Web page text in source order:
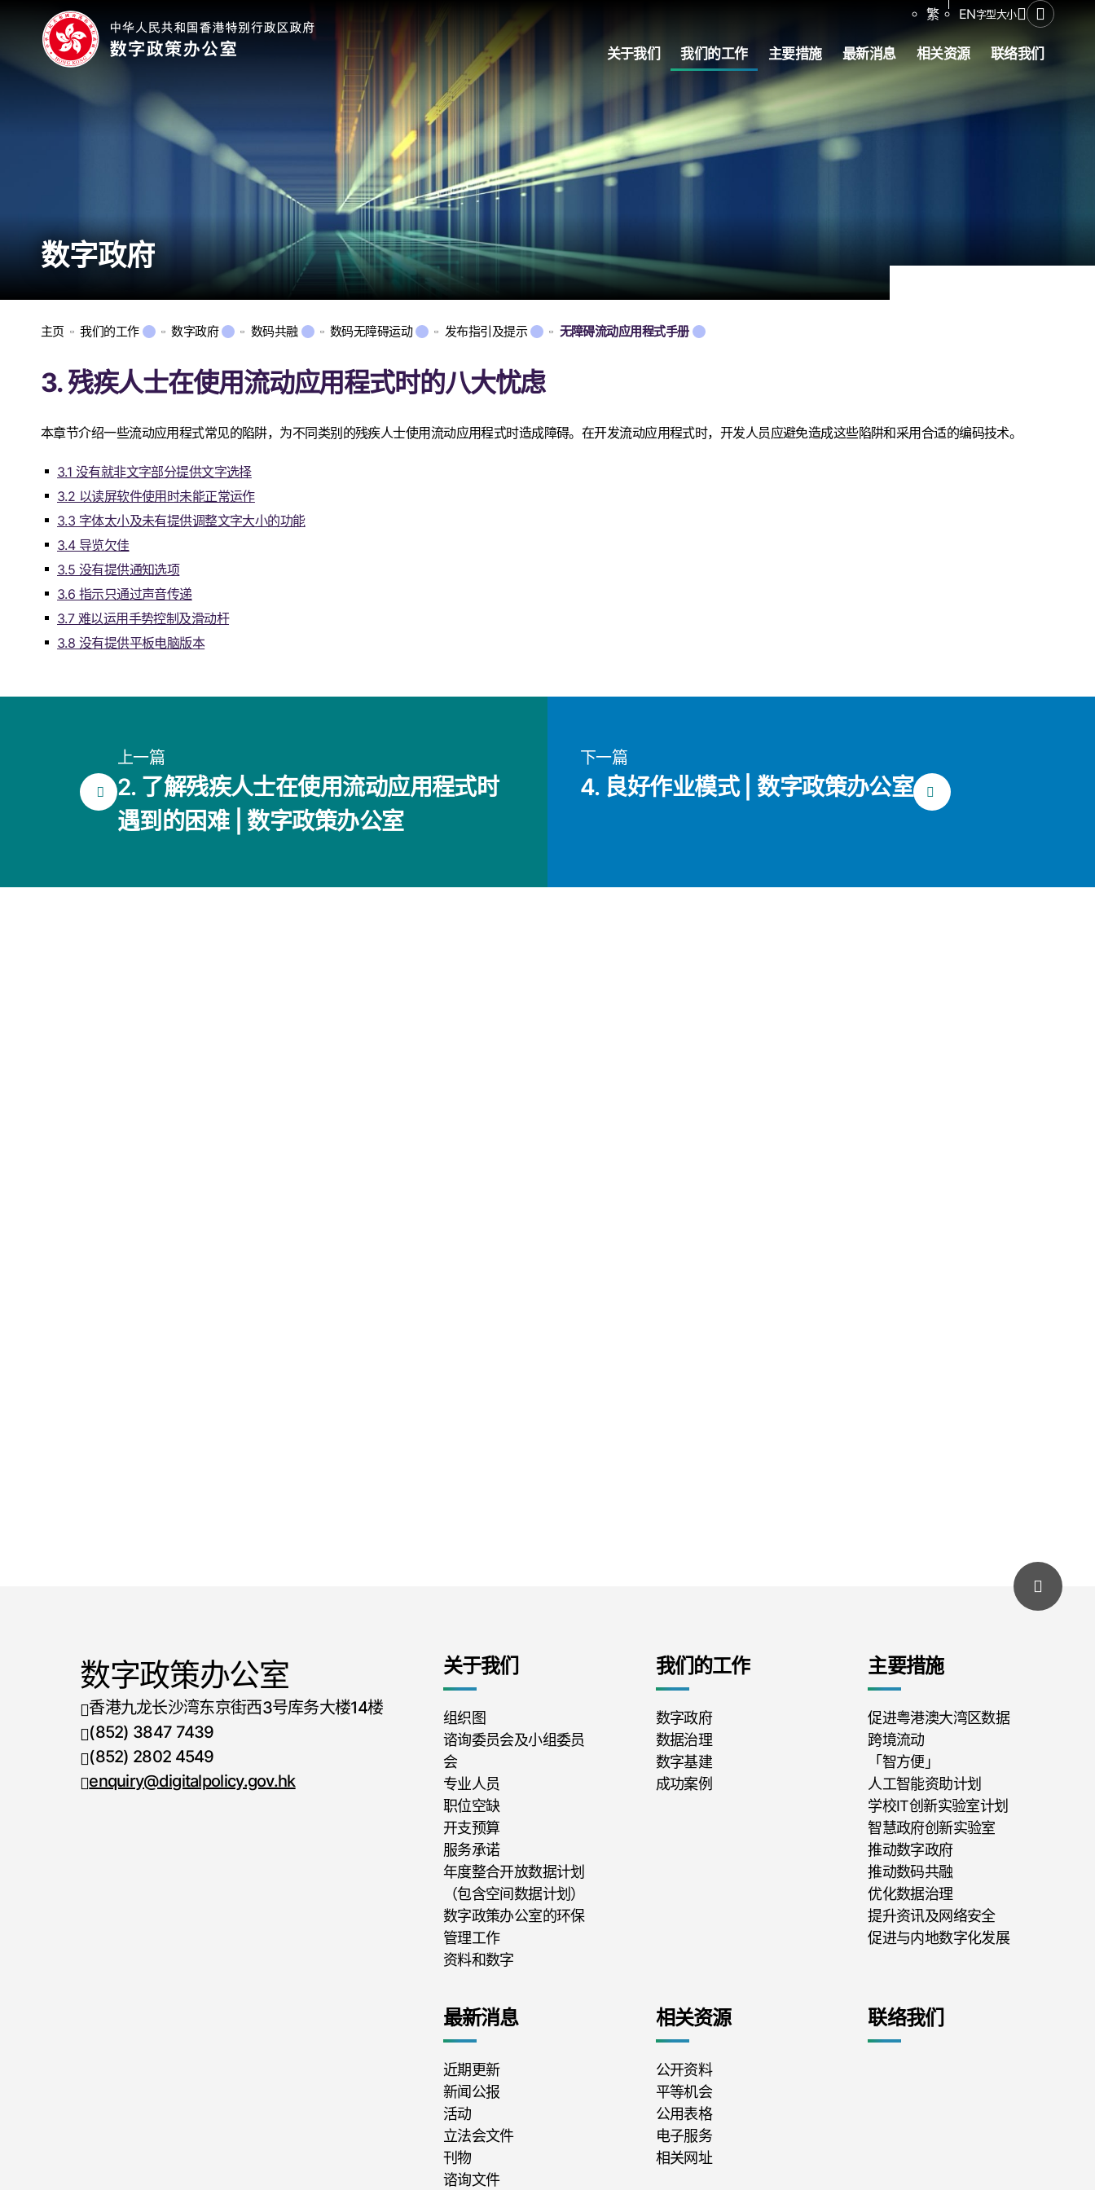
繁 EN字型大小分享打开搜寻
关于我们 我们的工作 主要措施 最新消息 相关资源 联络我们
数字政府
主页 我们的工作 数字政府 数码共融 数码无障碍运动 发布指引及提示 无障碍流动应用程式手册
3. 残疾人士在使用流动应用程式时的八大忧虑
本章节介绍一些流动应用程式常见的陷阱，为不同类别的残疾人士使用流动应用程式时造成障碍。在开发流动应用程式时，开发人员应避免造成这些陷阱和采用合适的编码技术。
3.1 没有就非文字部分提供文字选择
3.2 以读屏软件使用时未能正常运作
3.3 字体太小及未有提供调整文字大小的功能
3.4 导览欠佳
3.5 没有提供通知选项
3.6 指示只通过声音传递
3.7 难以运用手势控制及滑动杆
3.8 没有提供平板电脑版本
上一篇
2. 了解残疾人士在使用流动应用程式时
遇到的困难 | 数字政策办公室
下一篇
4. 良好作业模式 | 数字政策办公室
数字政策办公室
香港九龙长沙湾东京街西3号库务大楼14楼
电话号码
(852) 3847 7439
传真号码
(852) 2802 4549
enquiry@digitalpolicy.gov.hk
关于我们
组织图
谘询委员会及小组委员
会
专业人员
职位空缺
开支预算
服务承诺
年度整合开放数据计划
（包含空间数据计划）
数字政策办公室的环保
管理工作
资料和数字
我们的工作
数字政府
数据治理
数字基建
成功案例
主要措施
促进粤港澳大湾区数据
跨境流动
「智方便」
人工智能资助计划
学校IT创新实验室计划
智慧政府创新实验室
推动数字政府
推动数码共融
优化数据治理
提升资讯及网络安全
促进与内地数字化发展
最新消息
近期更新
新闻公报
活动
立法会文件
刊物
谘询文件
相关资源
公开资料
平等机会
公用表格
电子服务
相关网址
联络我们